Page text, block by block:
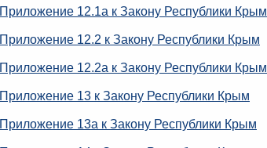
Приложение 12.1а к Закону Республики Крым
Приложение 12.2 к Закону Республики Крым
Приложение 12.2а к Закону Республики Крым
Приложение 13 к Закону Республики Крым
Приложение 13а к Закону Республики Крым